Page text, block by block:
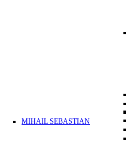
MIHAIL SEBASTIAN